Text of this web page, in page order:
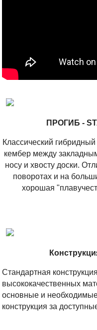
ПРОГИБ -
Классический
кембер между
носу и хвосту доски.
поворотах и на
хорошая
Стандартная
высококачественных
основные и
конструкция за